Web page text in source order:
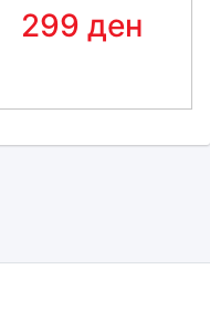
299 ден